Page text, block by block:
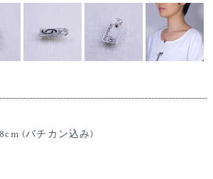
(バチカン込み)